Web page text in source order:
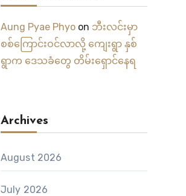
Aung Pyae Phyoon ဘီးလင်းမှာ
စစ်ကြောင်းဝင်လာလို့ ကျေးရွာ နှစ်
ရွာက ဒေသခံတွေ တိမ်းရှောင်နေရ
Archives
August 2026
July 2026